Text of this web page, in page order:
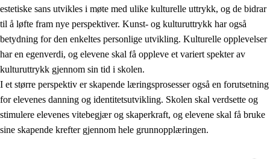
estetiske sans utvikles i møte med ulike kulturelle uttrykk, og de bidrar
til å løfte fram nye perspektiver. Kunst- og kulturuttrykk har også
betydning for den enkeltes personlige utvikling. Kulturelle opplevelser
har en egenverdi, og elevene skal få oppleve et variert spekter av
kulturuttrykk gjennom sin tid i skolen.
I et større perspektiv er skapende læringsprosesser også en forutsetning
for elevenes danning og identitetsutvikling. Skolen skal verdsette og
stimulere elevenes vitebegjær og skaperkraft, og elevene skal få bruke
sine skapende krefter gjennom hele grunnopplæringen.